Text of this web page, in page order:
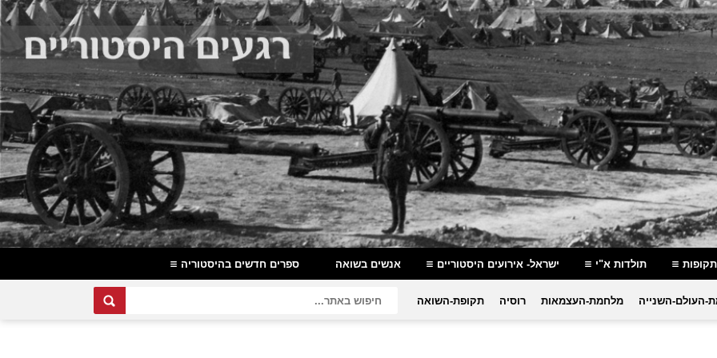
תקופות תולדות א"י ישראל- אירועים היסטוריים אנשים בשואה ספרים חדשים בהיסטוריה
העולם-השנייה מלחמת-העצמאות רוסיה תקופת-השואה